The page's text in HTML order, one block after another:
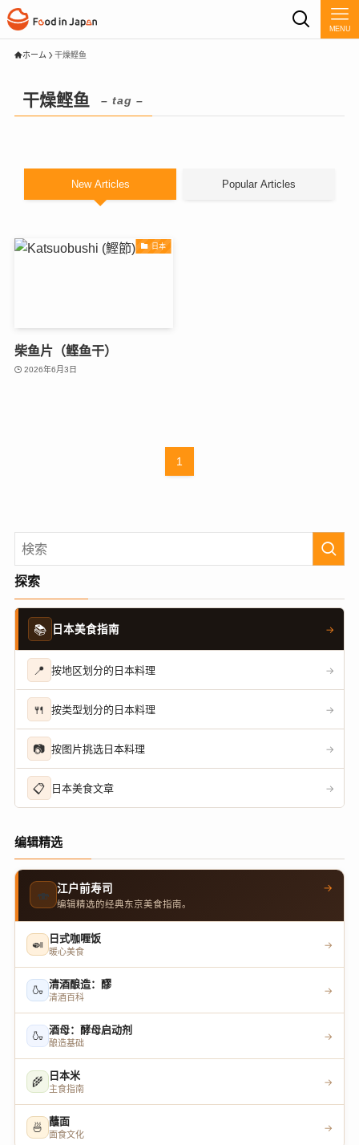
MENU
ホーム 干燥鲣鱼
干燥鲣鱼 – tag –
New Articles Popular Articles
日本
柴鱼片（鲣鱼干）
2026年6月3日
1
探索
📚 日本美食指南 →
📍 按地区划分的日本料理 →
🍴 按类型划分的日本料理 →
📷 按图片挑选日本料理 →
📋 日本美食文章 →
编辑精选
🍣 江户前寿司
编辑精选的经典东京美食指南。
→
🍛 日式咖喱饭
暖心美食
→
🍶 清酒酿造：醪
清酒百科
→
🍶 酒母：酵母启动剂
酿造基础
→
🌾 日本米
主食指南
→
🍜 蘸面
面食文化
→